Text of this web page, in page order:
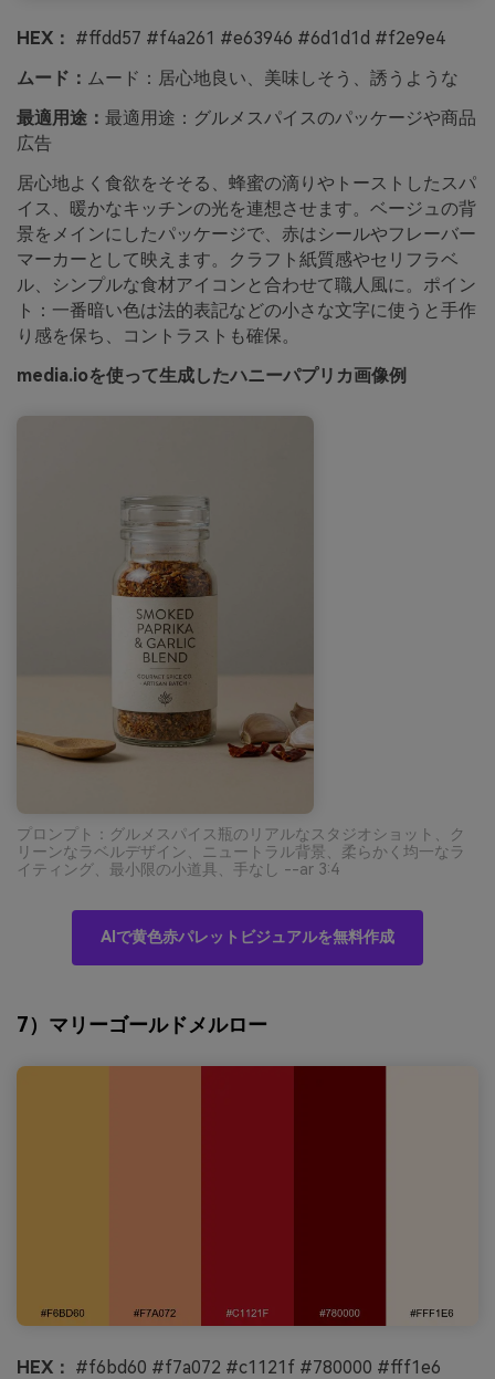
HEX： #ffdd57 #f4a261 #e63946 #6d1d1d #f2e9e4
ムード： ムード：居心地良い、美味しそう、誘うような
最適用途： 最適用途：グルメスパイスのパッケージや商品
広告
居心地よく食欲をそそる、蜂蜜の滴りやトーストしたスパ
イス、暖かなキッチンの光を連想させます。ベージュの背
景をメインにしたパッケージで、赤はシールやフレーバー
マーカーとして映えます。クラフト紙質感やセリフラベ
ル、シンプルな食材アイコンと合わせて職人風に。ポイン
ト：一番暗い色は法的表記などの小さな文字に使うと手作
り感を保ち、コントラストも確保。
media.ioを使って生成したハニーパプリカ画像例
プロンプト：グルメスパイス瓶のリアルなスタジオショット、ク
リーンなラベルデザイン、ニュートラル背景、柔らかく均一なラ
イティング、最小限の小道具、手なし --ar 3:4
AIで黄色赤パレットビジュアルを無料作成
7）マリーゴールドメルロー
HEX： #f6bd60 #f7a072 #c1121f #780000 #fff1e6